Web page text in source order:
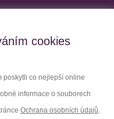
cookies
poskytli co nejlepší online
informace o souborech
Ochrana osobních údajů.